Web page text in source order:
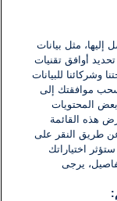
إليها، مثل بيانات
أوافق تقنيات
وشركائنا للبيانات
موافقتك إلى
بعض المحتويات
هذه القائمة
طريق النقر على
اختياراتك
يرجى